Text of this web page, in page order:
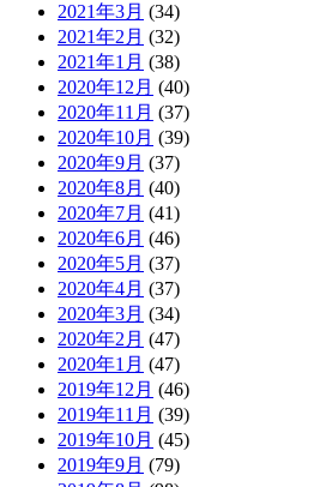
2021年3月 (34)
2021年2月 (32)
2021年1月 (38)
2020年12月 (40)
2020年11月 (37)
2020年10月 (39)
2020年9月 (37)
2020年8月 (40)
2020年7月 (41)
2020年6月 (46)
2020年5月 (37)
2020年4月 (37)
2020年3月 (34)
2020年2月 (47)
2020年1月 (47)
2019年12月 (46)
2019年11月 (39)
2019年10月 (45)
2019年9月 (79)